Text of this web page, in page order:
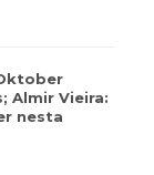
Almir Vieira:
nesta